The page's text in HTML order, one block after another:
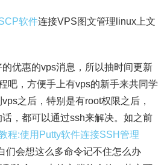
软件连接VPS图文管理linux上文
优惠的vps消息，所以抽时间更新
吧，方便手上有vps的新手来共同学
之后，特别是有root权限之后，
，都可以通过ssh来解决。如之前
程:使用Putty软件连接SSH管理
们会想这么多命令记不住怎么办